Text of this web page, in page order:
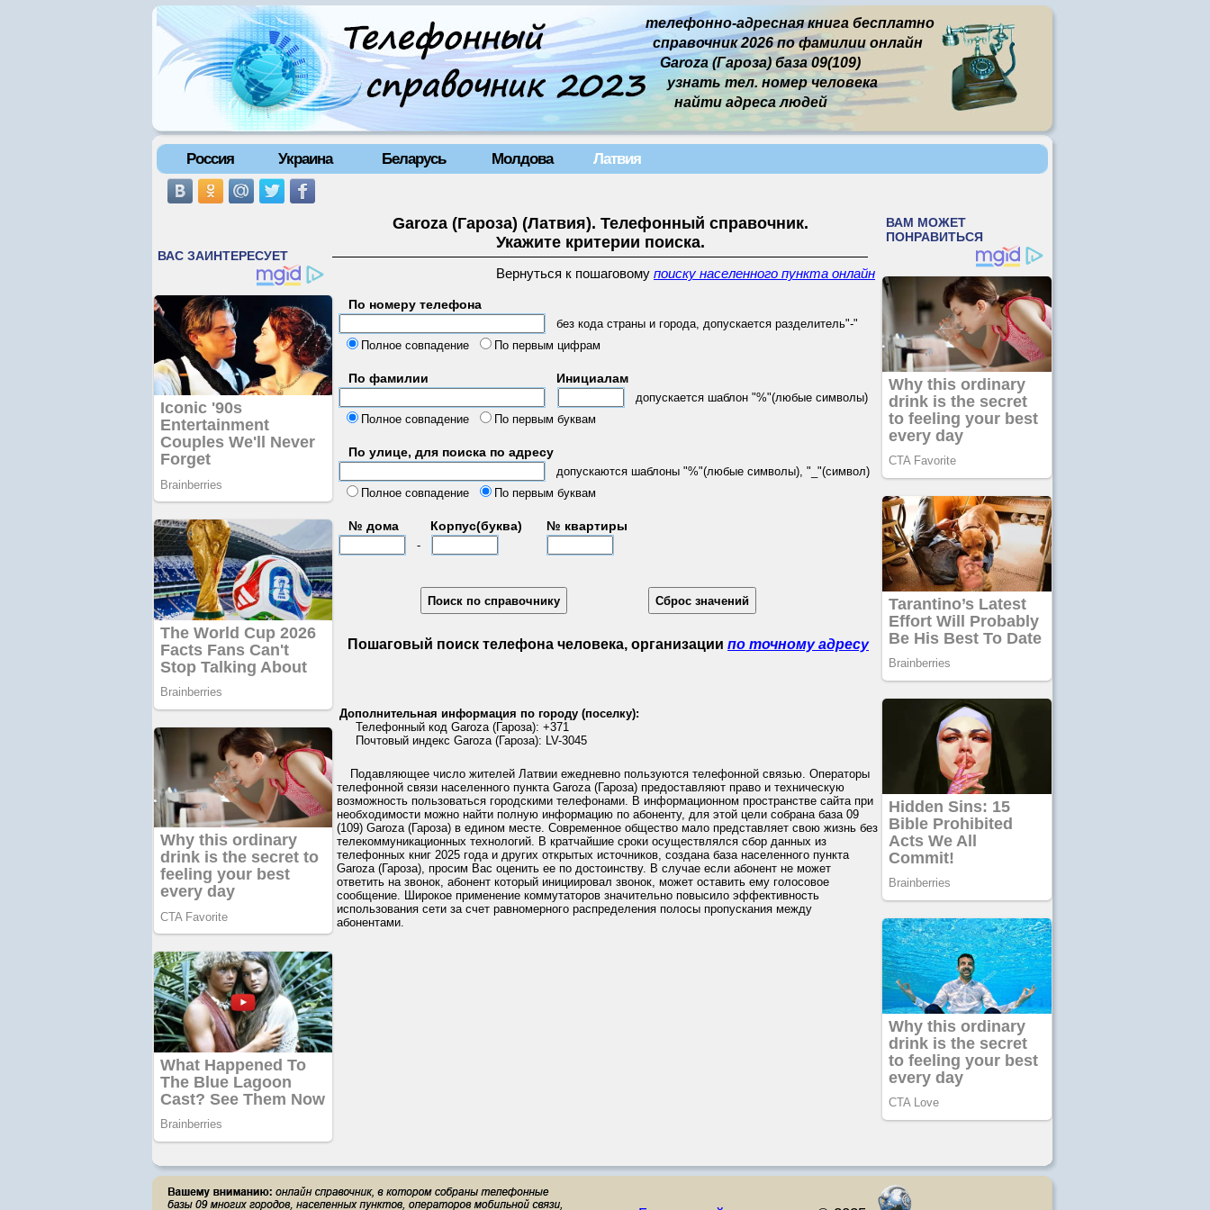
телефонно-адресная книга бесплатно
справочник 2026 по фамилии онлайн
Garoza (Гароза) база 09(109)
узнать тел. номер человека
найти адреса людей
Россия Украина Беларусь Молдова Латвия
Garoza (Гароза) (Латвия). Телефонный справочник.
Укажите критерии поиска.
Вернуться к пошаговому поиску населенного пункта онлайн
По номеру телефона
без кода страны и города, допускается разделитель"-"
Полное совпадение
По первым цифрам
По фамилии Инициалам
допускается шаблон "%"(любые символы)
Полное совпадение
По первым буквам
По улице, для поиска по адресу
допускаются шаблоны "%"(любые символы), "_"(символ)
Полное совпадение
По первым буквам
№ дома Корпус(буква) № квартиры
-
Пошаговый поиск телефона человека, организации по точному адресу
Дополнительная информация по городу (поселку):
Телефонный код Garoza (Гароза): +371
Почтовый индекс Garoza (Гароза): LV-3045
Подавляющее число жителей Латвии ежедневно пользуются телефонной связью. Операторы
телефонной связи населенного пункта Garoza (Гароза) предоставляют право и техническую
возможность пользоваться городскими телефонами. В информационном пространстве сайта при
необходимости можно найти полную информацию по абоненту, для этой цели собрана база 09
(109) Garoza (Гароза) в едином месте. Современное общество мало представляет свою жизнь без
телекоммуникационных технологий. В кратчайшие сроки осуществлялся сбор данных из
телефонных книг 2025 года и других открытых источников, создана база населенного пункта
Garoza (Гароза), просим Вас оценить ее по достоинству. В случае если абонент не может
ответить на звонок, абонент который инициировал звонок, может оставить ему голосовое
сообщение. Широкое применение коммутаторов значительно повысило эффективность
использования сети за счет равномерного распределения полосы пропускания между
абонентами.